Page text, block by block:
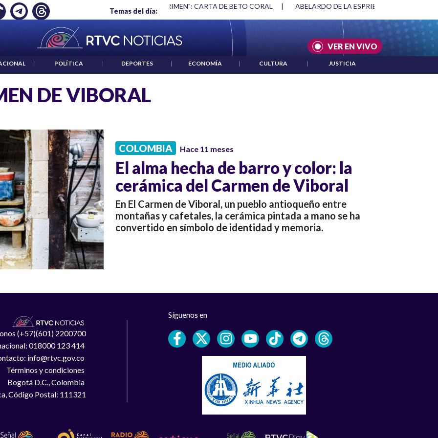
Temas del día:
EMPLEO: JP MORGAN "HABLAR NO ES UN CRIMEN": CARTA DE BETO CORAL | ABELARDO DE LA ESPRIELLA Y DMG
VER EN VIVO
| POLÍTICA | DEPORTES | ECONOMÍA | CULTURA | JUSTICIA
DE VIBORAL
COLOMBIA Hace 11 meses
El alma hecha de barro y color: la
cerámica del Carmen de Viboral
En El Carmen de Viboral, un pueblo antioqueño entre
montañas y cafetales, la cerámica pintada a mano se ha
convertido en símbolo de identidad y memoria.
(+57)(601) 2200700
018000 123 414
info@rtvc.gov.co
Términos y condiciones
Bogotá D.C., Colombia
Código Postal: 111321
Síguenos en